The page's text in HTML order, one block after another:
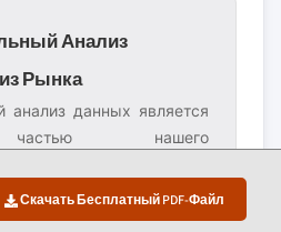
Скачать Бесплатный PDF-Файл
Анализ
Рынка
анализ данных является
нашего
процесса, внося около
Он включает
рынка, выявление